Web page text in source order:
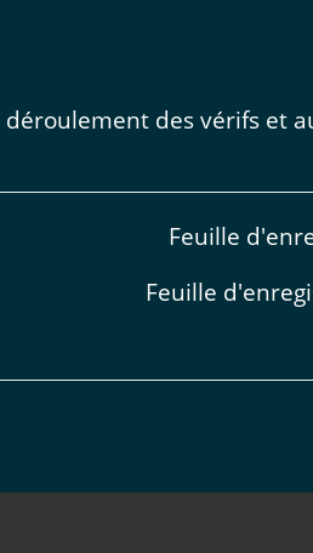
déroulement des vérifs et
Feuille
Feuille